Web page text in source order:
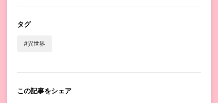
タグ
#異世界
この記事をシェア